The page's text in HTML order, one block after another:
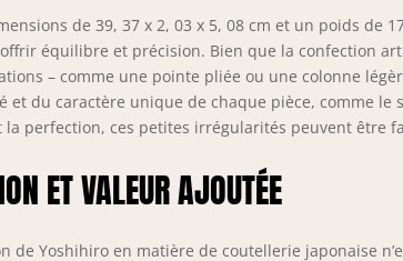
de 39, 37 x 2, 03 x 5, 08 cm et un poids de
équilibre et précision. Bien que la confection
– comme une pointe pliée ou une colonne
et du caractère unique de chaque pièce, comme
la perfection, ces petites irrégularités peuvent être
ET VALEUR AJOUTÉE
de Yoshihiro en matière de coutellerie japonaise